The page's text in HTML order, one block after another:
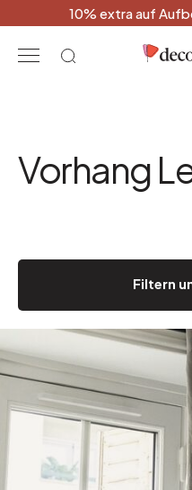
10% extra auf
Vorhang
Filtern